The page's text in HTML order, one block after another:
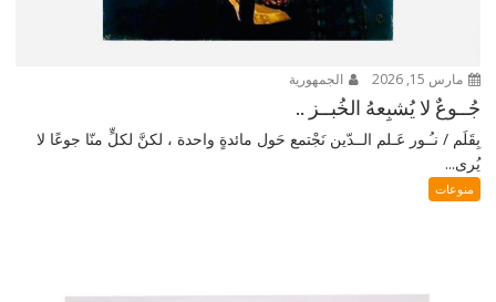
مارس 15, 2026 الجمهورية
جُــوعٌ لا يُشبِعهُ الخُبــز ..
بِقَلَم / نـُـور عَـلم الــدّين نَجْتمع حَول مائدةٍ واحدة ، لكنَّ لكلٍّ منّا جوعًا لا
يُرى...
منوعات